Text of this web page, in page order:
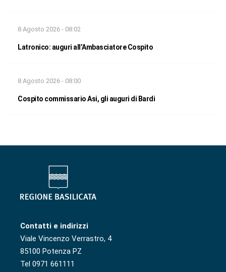
8 Agosto 2026 - 08:02
Latronico: auguri all’Ambasciatore Cospito
8 Agosto 2026 - 08:00
Cospito commissario Asi, gli auguri di Bardi
Contatti e indirizzi
Viale Vincenzo Verrastro, 4
85100 Potenza PZ
Tel 0971 661111